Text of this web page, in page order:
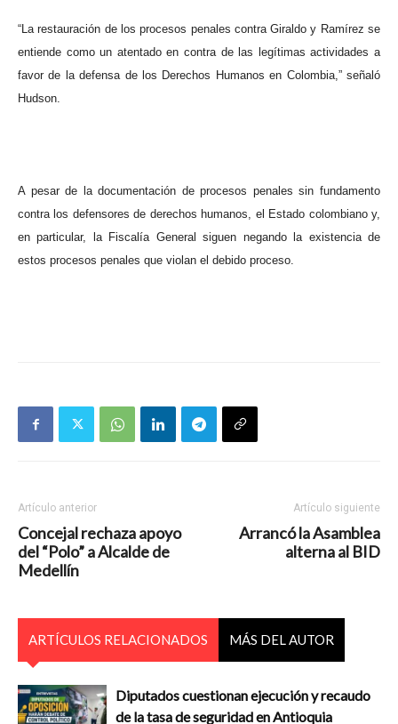
“La restauración de los procesos penales contra Giraldo y Ramírez se
entiende como un atentado en contra de las legítimas actividades a
favor de la defensa de los Derechos Humanos en Colombia,” señaló
Hudson.
A pesar de la documentación de procesos penales sin fundamento
contra los defensores de derechos humanos, el Estado colombiano y,
en particular, la Fiscalía General siguen negando la existencia de
estos procesos penales que violan el debido proceso.
Artículo anterior
Concejal rechaza apoyo
del “Polo” a Alcalde de
Medellín
Artículo siguiente
Arrancó la Asamblea
alterna al BID
ARTÍCULOS RELACIONADOS MÁS DEL AUTOR
Diputados cuestionan ejecución y recaudo
de la tasa de seguridad en Antioquia